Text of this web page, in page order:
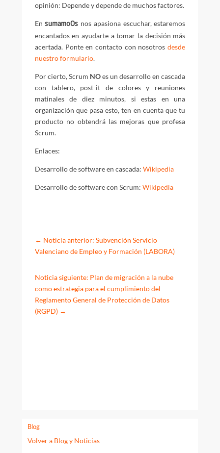
opinión: Depende y depende de muchos factores.
EnsumamoOs nos apasiona escuchar, estaremos
encantados en ayudarte a tomar la decisión más
acertada. Ponte en contacto con nosotrosdesde
nuestro formulario.
Por cierto, Scrum NOes un desarrollo en cascada
con tablero, post-it de colores y reuniones
matinales de diez minutos, si estas en una
organización que pasa esto, ten en cuenta que tu
producto no obtendrá las mejoras que profesa
Scrum.
Enlaces:
Desarrollo de software en cascada: Wikipedia
Desarrollo de software con Scrum: Wikipedia
← Noticia anterior: Subvención Servicio
Valenciano de Empleo y Formación (LABORA)
Noticia siguiente: Plan de migración a la nube
como estrategia para el cumplimiento del
Reglamento General de Protección de Datos
(RGPD)→
Blog
Volver a Blog y Noticias